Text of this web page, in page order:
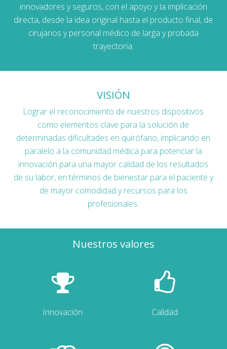
innovadores y seguros, con el apoyo y la implicación
directa, desde la idea original hasta el producto final, de
cirujanos y personal médico de larga y probada
trayectoria.
VISIÓN
Lograr el reconocimiento de nuestros dispositivos
como elementos clave para la solución de
determinadas dificultades en quirófano, implicando en
paralelo a la comunidad médica para potenciar la
innovación para una mayor calidad de los resultados
de su labor, en términos de bienestar para el paciente y
de mayor comodidad y recursos para los
profesionales.
Nuestros valores
Innovación Calidad